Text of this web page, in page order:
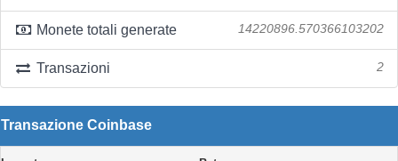
Monete totali generate 14220896.570366103202
Transazioni 2
Transazione Coinbase